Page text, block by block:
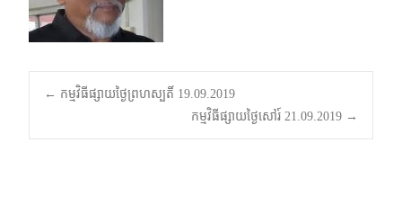
Post
navigation
← កម្មវិធីផ្សាយថ្ងៃព្រហស្បតិ៍ 19.09.2019
កម្មវិធីផ្សាយថ្ងៃសៅរ៍ 21.09.2019 →